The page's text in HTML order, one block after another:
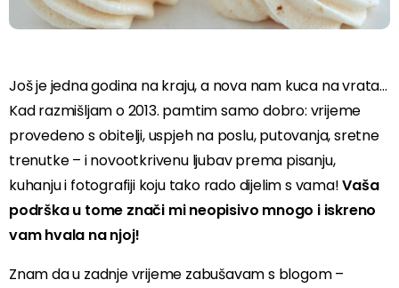
Još je jedna godina na kraju, a nova nam kuca na vrata…
Kad razmišljam o 2013. pamtim samo dobro: vrijeme
provedeno s obitelji, uspjeh na poslu, putovanja, sretne
trenutke – i novootkrivenu ljubav prema pisanju,
kuhanju i fotografiji koju tako rado dijelim s vama!Vaša
podrška u tome znači mi neopisivo mnogo i iskreno
vam hvala na njoj!
Znam da u zadnje vrijeme zabušavam s blogom –